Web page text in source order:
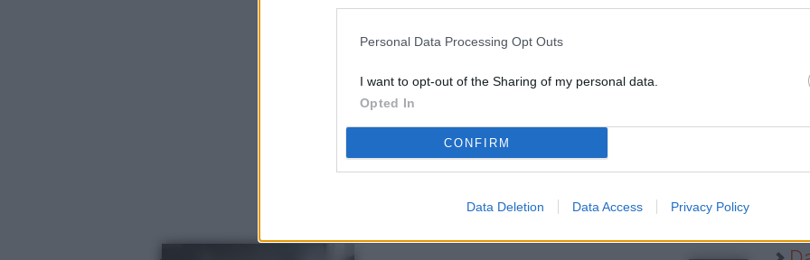
Personal Data Processing Opt Outs
I want to opt-out of the Sharing of my personal data.
Opted In
CONFIRM
Data Deletion Data Access Privacy Policy